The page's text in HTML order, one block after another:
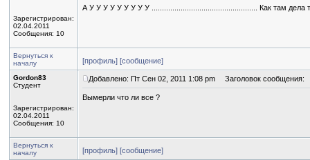
Зарегистрирован:
02.04.2011
Сообщения: 10
А У У У У У У У У У ................................................... Как там дела
Вернуться к
началу
[профиль] [сообщение]
Gordon83
Студент
Зарегистрирован:
02.04.2011
Сообщения: 10
Добавлено: Пт Сен 02, 2011 1:08 pm Заголовок сообщения:
Вымерли что ли все ?
Вернуться к
началу
[профиль] [сообщение]